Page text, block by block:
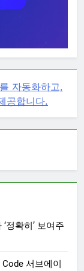
자동화하고,
공합니다.
정확히’ 보여주
서브에이